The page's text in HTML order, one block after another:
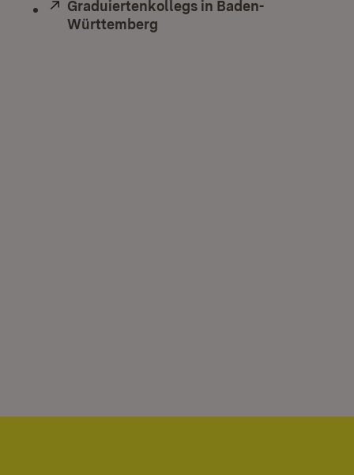
Extern:
Graduiertenkollegs in Baden-
Württemberg